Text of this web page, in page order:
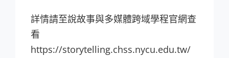
詳情請至說故事與多媒體跨域學程官網查
看
https://storytelling.chss.nycu.edu.tw/